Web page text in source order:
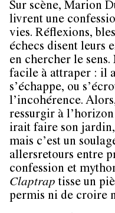
Sur scène, Marion
livrent une
vies. Réflexions,
échecs disent leurs
en chercher le sens.
facile à attraper : il
s’échappe, ou
l’incohérence.
ressurgir à
irait faire son
mais c’est un
allersretours entre
confession et
Claptrap tisse un
permis ni de croire